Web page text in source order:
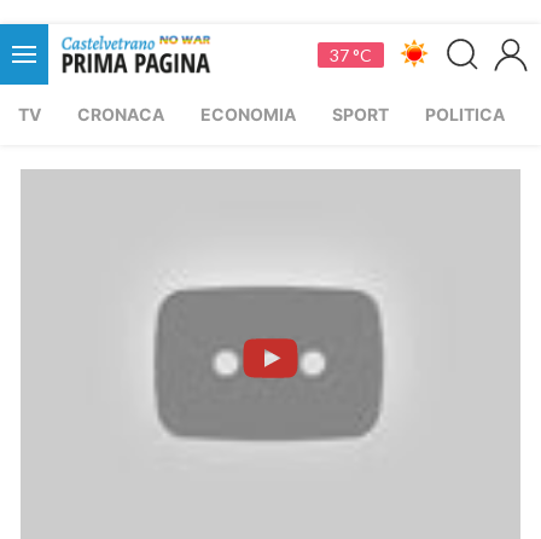
37 °C
TV CRONACA ECONOMIA SPORT POLITICA